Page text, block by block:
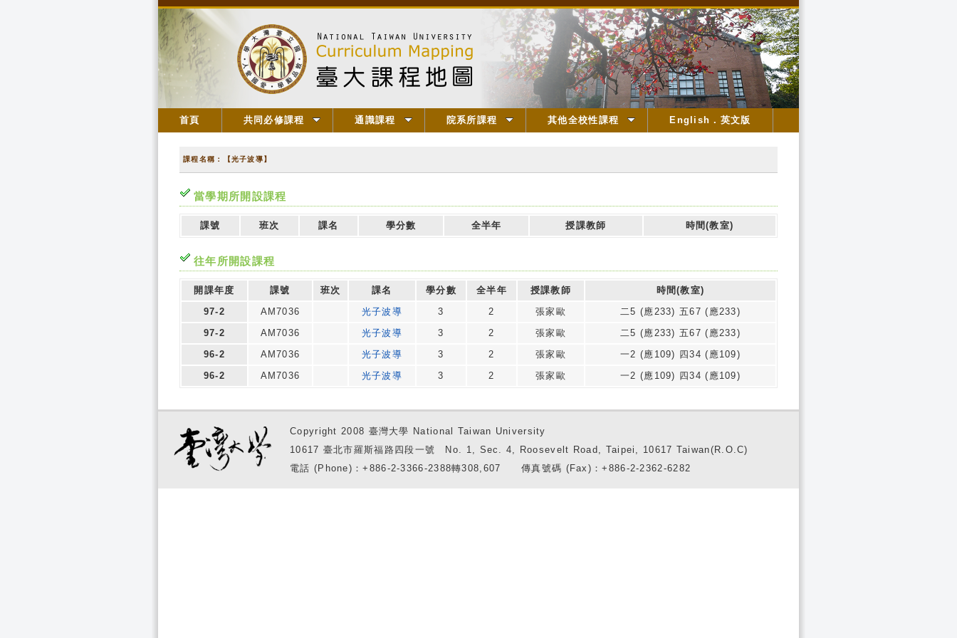
首頁 共同必修課程 通識課程 院系所課程 其他全校性課程 English．英文版
課程名稱：【光子波導】
當學期所開設課程
課號 班次 課名 學分數 全半年 授課教師 時間(教室)
往年所開設課程
開課年度 課號 班次 課名 學分數 全半年 授課教師
時間(教室)
97-2
AM7036 光子波導 3 2 張家歐
二5 (應233) 五67 (應233)
97-2
AM7036 光子波導 3 2 張家歐
二5 (應233) 五67 (應233)
96-2
AM7036 光子波導 3 2 張家歐
一2 (應109) 四34 (應109)
96-2
AM7036 光子波導 3 2 張家歐 一2 (應109) 四34 (應109)
Copyright 2008 臺灣大學 National Taiwan University
10617 臺北市羅斯福路四段一號 No. 1, Sec. 4, Roosevelt Road, Taipei, 10617 Taiwan(R.O.C)
電話 (Phone)：+886-2-3366-2388轉308,607 傳真號碼 (Fax)：+886-2-2362-6282